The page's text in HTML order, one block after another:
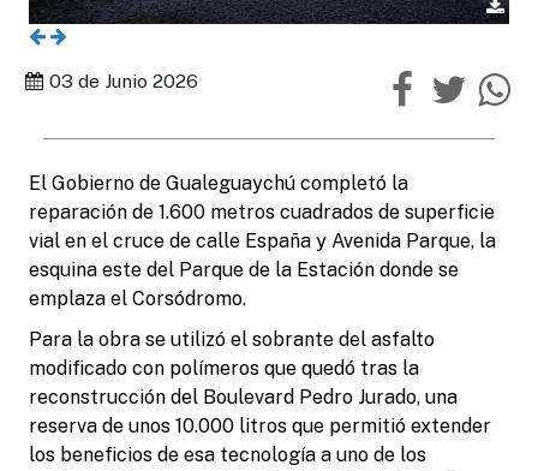
03 de Junio 2026
El Gobierno de Gualeguaychú completó la
reparación de 1.600 metros cuadrados de superficie
vial en el cruce de calle España y Avenida Parque, la
esquina este del Parque de la Estación donde se
emplaza el Corsódromo.
Para la obra se utilizó el sobrante del asfalto
modificado con polímeros que quedó tras la
reconstrucción del Boulevard Pedro Jurado, una
reserva de unos 10.000 litros que permitió extender
los beneficios de esa tecnología a uno de los